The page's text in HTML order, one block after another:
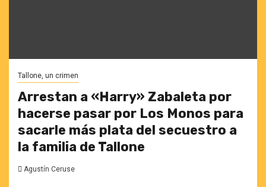
Tallone, un crimen
Arrestan a «Harry» Zabaleta por
hacerse pasar por Los Monos para
sacarle más plata del secuestro a
la familia de Tallone
Agustín Ceruse